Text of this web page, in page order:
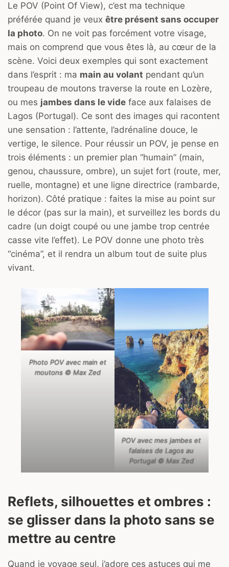
Le POV (Point Of View), c’est ma technique
préférée quand je veux être présent sans occuper
la photo. On ne voit pas forcément votre visage,
mais on comprend que vous êtes là, au cœur de la
scène. Voici deux exemples qui sont exactement
dans l’esprit : ma main au volant pendant qu’un
troupeau de moutons traverse la route en Lozère,
ou mes jambes dans le vide face aux falaises de
Lagos (Portugal). Ce sont des images qui racontent
une sensation : l’attente, l’adrénaline douce, le
vertige, le silence. Pour réussir un POV, je pense en
trois éléments : un premier plan “humain” (main,
genou, chaussure, ombre), un sujet fort (route, mer,
ruelle, montagne) et une ligne directrice (rambarde,
horizon). Côté pratique : faites la mise au point sur
le décor (pas sur la main), et surveillez les bords du
cadre (un doigt coupé ou une jambe trop centrée
casse vite l’effet). Le POV donne une photo très
“cinéma”, et il rendra un album tout de suite plus
vivant.
Photo POV avec main et
moutons © Max Zed
POV avec mes jambes et
falaises de Lagos au
Portugal © Max Zed
Reflets, silhouettes et ombres :
se glisser dans la photo sans se
mettre au centre
Quand je voyage seul, j’adore ces astuces qui me